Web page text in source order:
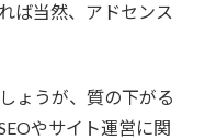
ば当然、アドセンス
ょうが、質の下がる
やサイト運営に関